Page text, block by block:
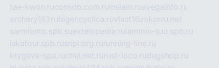
tae-kwon.ruconsrio.com.ru insiam.ruavegainfo.ru
archery161.rubigencyclica.ruvlast16.rukorru.net
sarmiento.spb.suextelopedia.ru lammin-suo.spb.ru
iskatour.spb.rusnpi.org.ru running-line.ru
krygeva-spa.ruchel.net.ru rust-loco.rudugshop.ru